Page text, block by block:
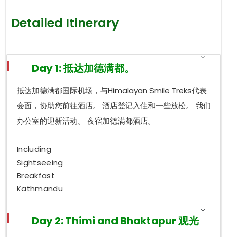
Detailed Itinerary
Day 1: 抵达加德满都。
抵达加德满都国际机场，与Himalayan Smile Treks代表
会面，协助您前往酒店。 酒店登记入住和一些放松。 我们
办公室的迎新活动。 夜宿加德满都酒店。
Including
Sightseeing
Breakfast
Kathmandu
Day 2: Thimi and Bhaktapur 观光